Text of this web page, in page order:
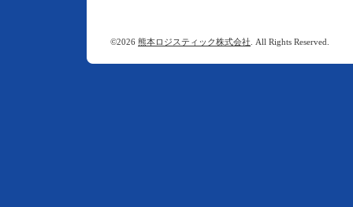
©2026 熊本ロジスティック株式会社 . All Rights Reserved.